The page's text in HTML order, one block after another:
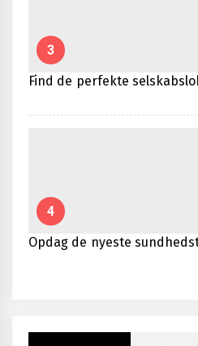
3
Find de perfekte
4
Opdag de nyeste